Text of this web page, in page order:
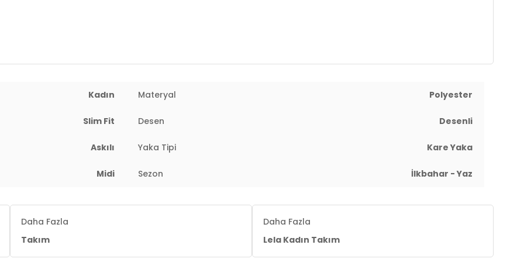
Kadın Materyal Polyester
Slim Fit Desen Desenli
Askılı Yaka Tipi Kare Yaka
Midi Sezon İlkbahar - Yaz
Daha Fazla
Takım
Daha Fazla
Lela Kadın Takım